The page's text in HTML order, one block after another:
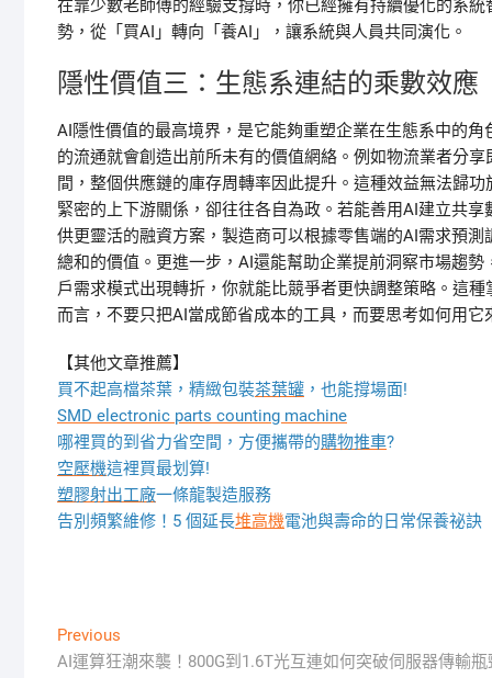
在靠少數老師傅的經驗支撐時，你已經擁有持續優化的系
勢，從「買AI」轉向「養AI」，讓系統與人員共同演化。
隱性價值三：生態系連結的乘數效應
AI隱性價值的最高境界，是它能夠重塑企業在生態系中的
的流通就會創造出前所未有的價值網絡。例如物流業者分
間，整個供應鏈的庫存周轉率因此提升。這種效益無法歸
緊密的上下游關係，卻往往各自為政。若能善用AI建立共
供更靈活的融資方案，製造商可以根據零售端的AI需求預
總和的價值。更進一步，AI還能幫助企業提前洞察市場趨
戶需求模式出現轉折，你就能比競爭者更快調整策略。這
而言，不要只把AI當成節省成本的工具，而要思考如何用
【其他文章推薦】
買不起高檔茶葉，精緻包裝茶葉罐 ，也能撐場面!
SMD electronic parts counting machine
哪裡買的到省力省空間，方便攜帶的購物推車?
空壓機這裡買最划算!
塑膠射出工廠一條龍製造服務
告別頻繁維修！5 個延長堆高機電池與壽命的日常保養祕訣
文
Previous
post:
AI運算狂潮來襲！800G到1.6T光互連如何突破伺服器傳輸瓶